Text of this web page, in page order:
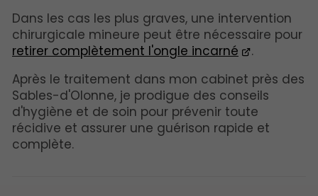
Dans les cas les plus graves, une intervention
chirurgicale mineure peut être nécessaire pour
retirer complètement l'ongle incarné
.
Après le traitement dans mon cabinet près des
Sables-d'Olonne, je prodigue des conseils
d'hygiène et de soin pour prévenir toute
récidive et assurer une guérison rapide et
complète.